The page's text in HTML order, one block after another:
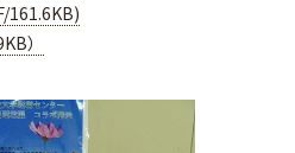
161.6KB)
）